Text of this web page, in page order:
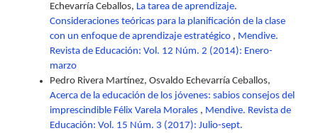
Echevarría Ceballos, La tarea de aprendizaje.
Consideraciones teóricas para la planificación de la clase
con un enfoque de aprendizaje estratégico , Mendive.
Revista de Educación: Vol. 12 Núm. 2 (2014): Enero-
marzo
Pedro Rivera Martínez, Osvaldo Echevarría Ceballos,
Acerca de la educación de los jóvenes: sabios consejos del
imprescindible Félix Varela Morales , Mendive. Revista de
Educación: Vol. 15 Núm. 3 (2017): Julio-sept.